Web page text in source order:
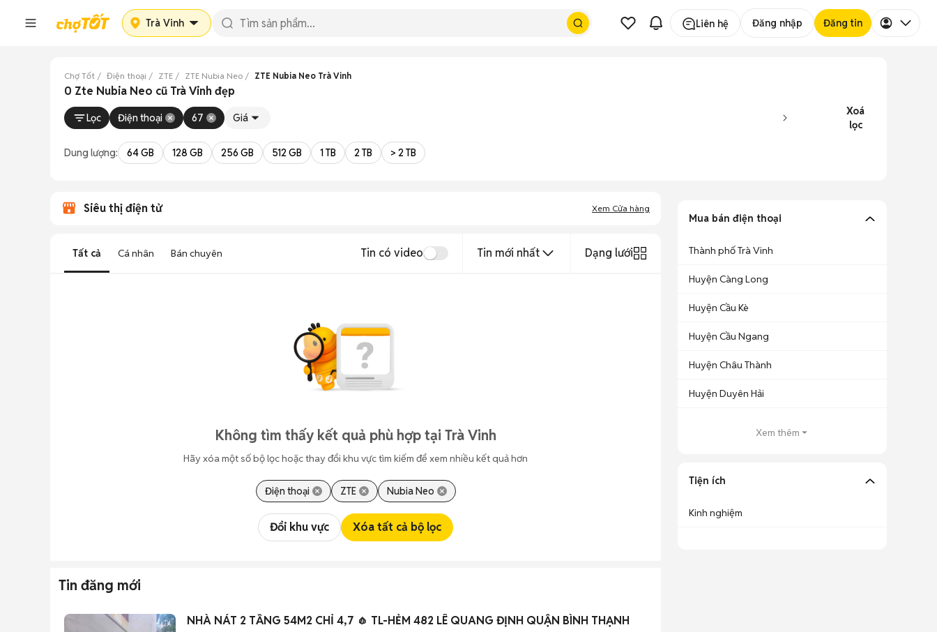
Trà Vinh Liên hệ Đăng nhập Đăng tin
Chợ Tốt Điện thoại ZTE ZTE Nubia Neo ZTE Nubia Neo Trà Vinh
0 Zte Nubia Neo cũ Trà Vinh đẹp
Lọc Điện thoại 67 Giá
Xoá
lọc
Dung lượng: 64 GB 128 GB 256 GB 512 GB 1 TB 2 TB > 2 TB
Siêu thị điện tử Xem Cửa hàng
Tất cả Cá nhân Bán chuyên Tin có video Tin mới nhất Dạng lưới
Không tìm thấy kết quả phù hợp tại Trà Vinh
Hãy xóa một số bộ lọc hoặc thay đổi khu vực tìm kiếm để xem nhiều kết quả hơn
Điện thoại ZTE Nubia Neo
Đổi khu vực Xóa tất cả bộ lọc
Tin đăng mới
NHÀ NÁT 2 TẦNG 54M2 CHỈ 4,7 🧄 TL-HẺM 482 LÊ QUANG ĐỊNH QUẬN BÌNH THẠNH
Mua bán điện thoại
Thành phố Trà Vinh
Huyện Càng Long
Huyện Cầu Kè
Huyện Cầu Ngang
Huyện Châu Thành
Huyện Duyên Hải
Xem thêm
Tiện ích
Kinh nghiệm